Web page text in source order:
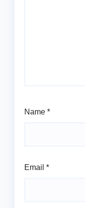
Name *
Email *